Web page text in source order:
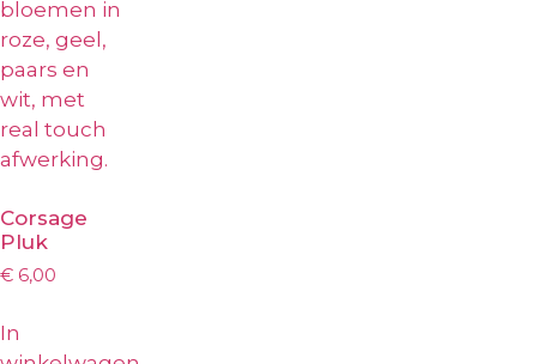
Corsage
Pluk
€ 6,00
In